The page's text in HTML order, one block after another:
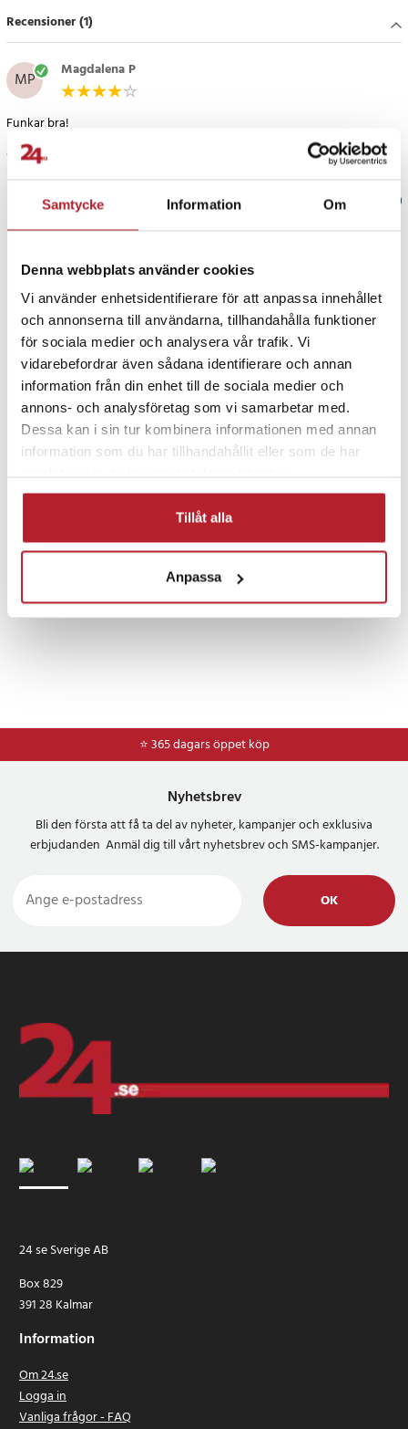
Samtycke Information Om
Denna webbplats använder cookies
Vi använder enhetsidentifierare för att anpassa innehållet
och annonserna till användarna, tillhandahålla funktioner
för sociala medier och analysera vår trafik. Vi
vidarebefordrar även sådana identifierare och annan
information från din enhet till de sociala medier och
annons- och analysföretag som vi samarbetar med.
Dessa kan i sin tur kombinera informationen med annan
information som du har tillhandahållit eller som de har
Tillåt alla
Anpassa
- Modell: S-2030M13
- Anslutningar: Lightning, USB-A
- Funktioner: Laddning, datatransmission
- Ström: 2.4A
- Längd: 2 m
- Färg: Rosa
Recensioner (1)
MP Magdalena P
Funkar bra!
4 månader sedan
Verified by Trustvoice
UTFÖRSÄLJNING
Fortsätt att fynda
Mobiltillbehör Mobilladdare
⭐ 365 dagars öppet köp
Nyhetsbrev
Bli den första att få ta del av nyheter, kampanjer och exklusiva
erbjudanden Anmäl dig till vårt nyhetsbrev och SMS-kampanjer.
OK
24 se Sverige AB
Box 829
391 28 Kalmar
Information
Om 24.se
Logga in
Vanliga frågor - FAQ